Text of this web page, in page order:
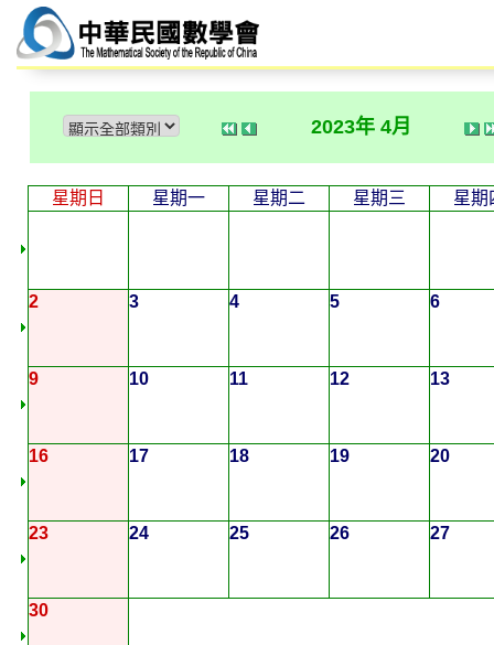
2023年 4月
星期日 星期一 星期二 星期三 星期
2 3 4 5 6
9 10 11 12 13
16 17 18 19 20
23 24 25 26 27
30